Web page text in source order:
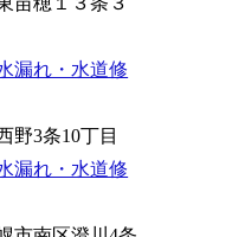
漏れ・水道修
野3条10丁目
漏れ・水道修